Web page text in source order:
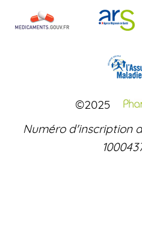
©2025
Numéro d'inscription